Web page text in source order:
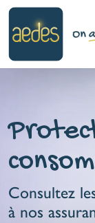
Consultez
à nos